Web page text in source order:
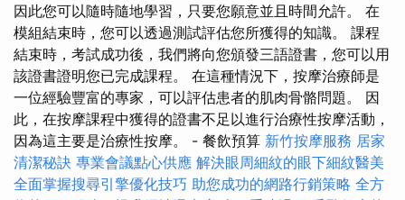
因此您可以隨時隨地學習，只要您願意並且時間允許。 在
模組結束時，您可以透過測試評估您所獲得的知識。 課程
結束時，考試成功後，我們將向您頒發三語證書，您可以用
該證書證明您已完成課程。 在這種情況下，按摩治療師是
一位經驗豐富的專家，可以評估患者的肌肉骨骼問題。 因
此，在按摩課程中獲得的證書不足以進行治療性按摩活動，
因為這主要是治療性按摩。 - 餐飲預算 新竹按摩服務 居家
清潔秘訣 專業會議點心供應 解決眼周細紋的眼下細紋醫美
全面掌握搜尋引擎優化技巧 助您成功的網路行銷策略 全方